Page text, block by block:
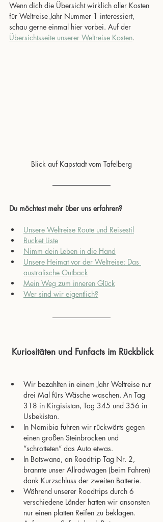
Wenn dich die Übersicht wirklich aller Kosten
für Weltreise Jahr Nummer 1 interessiert,
schau gerne einmal hier vorbei. Auf der
Übersichtsseite unserer Weltreise Kosten.
Blick auf Kapstadt vom Tafelberg
Du möchtest mehr über uns erfahren?
Unsere Weltreise Route und Reisestil
Bucket Liste
Nimm dein Leben in die Hand
Unsere Heimat vor der Weltreise: Das
australische Outback
Mein Weg zum inneren Glück
Wer sind wir eigentlich?
Kuriositäten und Funfacts im Rückblick
Wir bezahlten in einem Jahr Weltreise nur
drei Mal fürs Wäsche waschen. An Tag
318 in Kirgisistan, Tag 345 und 356 in
Usbekistan.
In Namibia fuhren wir rückwärts gegen
einen großen Steinbrocken und
“schrotteten” das Auto etwas.
In Botswana, an Roadtrip Tag Nr. 2,
brannte unser Allradwagen (beim Fahren)
dank Kurzschluss der zweiten Batterie.
Während unserer Roadtrips durch 6
verschiedene Länder hatten wir ansonsten
nur einen platten Reifen zu beklagen.